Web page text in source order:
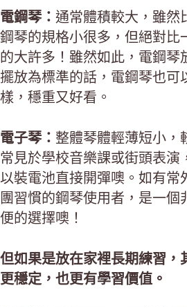
電鋼琴： 通常體積較大，雖然
鋼琴的規格小很多，但絕對比
的大許多！雖然如此，電鋼琴
擺放為標準的話，電鋼琴也可
樣，穩重又好看。
電子琴： 整體琴體輕薄短小，
常見於學校音樂課或街頭表演
以裝電池直接開彈噢。如有常
團習慣的鋼琴使用者，是一個
便的選擇噢！
但如果是放在家裡長期練習，
更穩定，也更有學習價值。